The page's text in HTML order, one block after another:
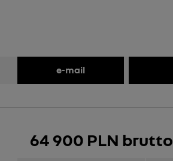
e-mail
64 900 PLN brutto